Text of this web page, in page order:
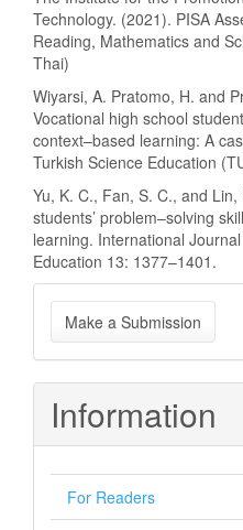
Technology. (2021). PISA
Reading, Mathematics and
Thai)
Wiyarsi, A. Pratomo, H. and
Vocational high school
context–based learning: A
Turkish Science Education
Yu, K. C., Fan, S. C., and
students’ problem–solving
learning. International
Education 13: 1377–1401.
Make
a
Submission
Make a Submission
Information
For Readers